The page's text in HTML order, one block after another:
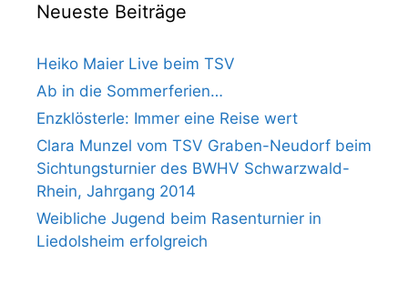
Neueste Beiträge
Heiko Maier Live beim TSV
Ab in die Sommerferien…
Enzklösterle: Immer eine Reise wert
Clara Munzel vom TSV Graben-Neudorf beim
Sichtungsturnier des BWHV Schwarzwald-
Rhein, Jahrgang 2014
Weibliche Jugend beim Rasenturnier in
Liedolsheim erfolgreich